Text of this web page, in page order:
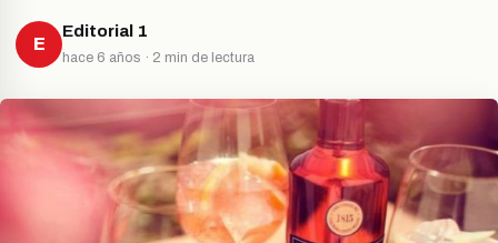
E
Editorial 1
hace 6 años · 2 min de lectura